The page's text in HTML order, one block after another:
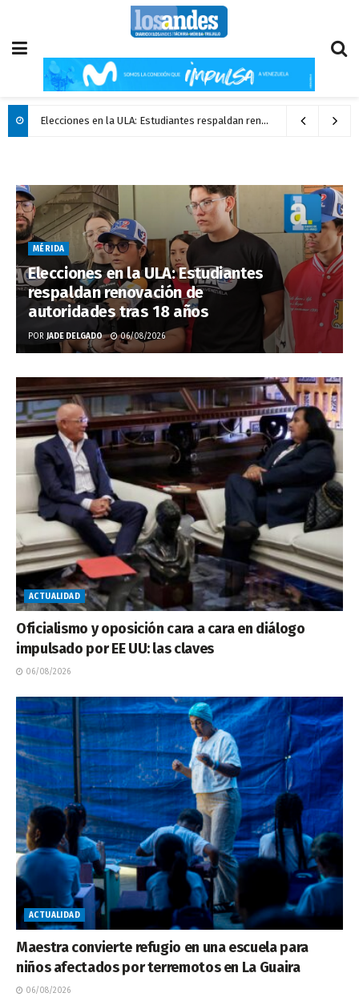
Elecciones en la ULA: Estudiantes respaldan renovación de autoridades tras 18 años
MÉRIDA
Elecciones en la ULA: Estudiantes
respaldan renovación de
autoridades tras 18 años
POR JADE DELGADO 06/08/2026
ACTUALIDAD
Oficialismo y oposición cara a cara en diálogo
impulsado por EE UU: las claves
06/08/2026
ACTUALIDAD
Maestra convierte refugio en una escuela para
niños afectados por terremotos en La Guaira
06/08/2026